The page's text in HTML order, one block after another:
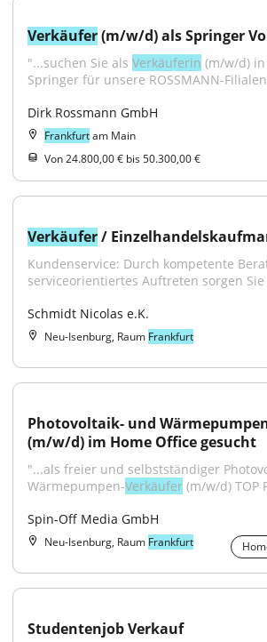
Verkäufer (m/w/d) als Springer
"...suchen Sie als Verkäuferin (m/w/d)
Springer für unsere ROSSMANN-
Dirk Rossmann GmbH
Frankfurtam Main
Von 24.800,00 € bis 50.300,00 €
Verkäufer /
Kundenservice: Durch kompetente
serviceorientiertes Auftreten sorgen
Schmidt Nicolas e.K.
Neu-Isenburg, Raum Frankfurt
Photovoltaik- und
(m/w/d) im Home Office gesucht
"...als freier und selbstständiger
Wärmepumpen-Verkäufer (m/w/d) TOP
Spin-Off Media GmbH
Neu-Isenburg, Raum Frankfurt
Studentenjob Verkauf